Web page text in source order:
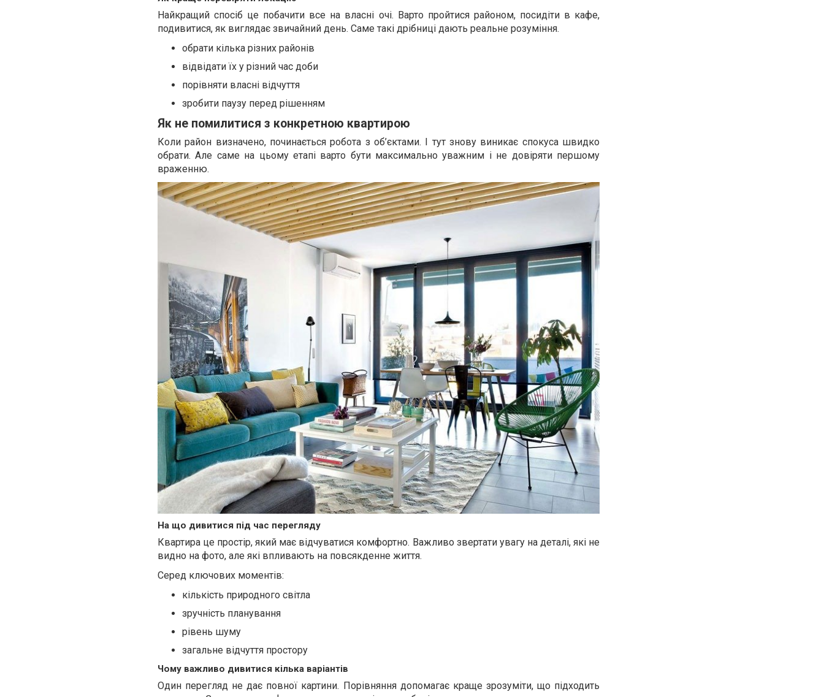
Найкращий спосіб це побачити все на власні очі. Варто пройтися районом, посидіти в кафе,
подивитися, як виглядає звичайний день. Саме такі дрібниці дають реальне розуміння.
обрати кілька різних районів
відвідати їх у різний час доби
порівняти власні відчуття
зробити паузу перед рішенням
Як не помилитися з конкретною квартирою
Коли район визначено, починається робота з об’єктами. І тут знову виникає спокуса швидко
обрати. Але саме на цьому етапі варто бути максимально уважним і не довіряти першому
враженню.
На що дивитися під час перегляду
Квартира це простір, який має відчуватися комфортно. Важливо звертати увагу на деталі, які не
видно на фото, але які впливають на повсякденне життя.
Серед ключових моментів:
кількість природного світла
зручність планування
рівень шуму
загальне відчуття простору
Чому важливо дивитися кілька варіантів
Один перегляд не дає повної картини. Порівняння допомагає краще зрозуміти, що підходить